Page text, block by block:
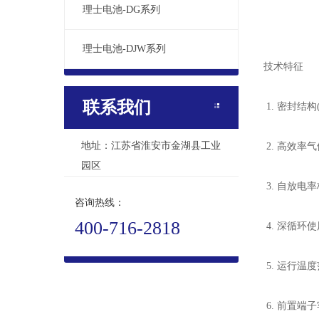
理士电池-DG系列
理士电池-DJW系列
联系我们
地址：江苏省淮安市金湖县工业
园区
咨询热线：
400-716-2818
技术特征
1. 密封结
2. 高效率
3. 自放电
4. 深循环
5. 运行温
6. 前置端